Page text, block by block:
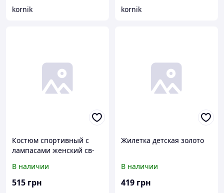
kornik kornik
Костюм спортивный с
лампасами женский св-
В наличии
515 грн
Жилетка детская золото
В наличии
419 грн